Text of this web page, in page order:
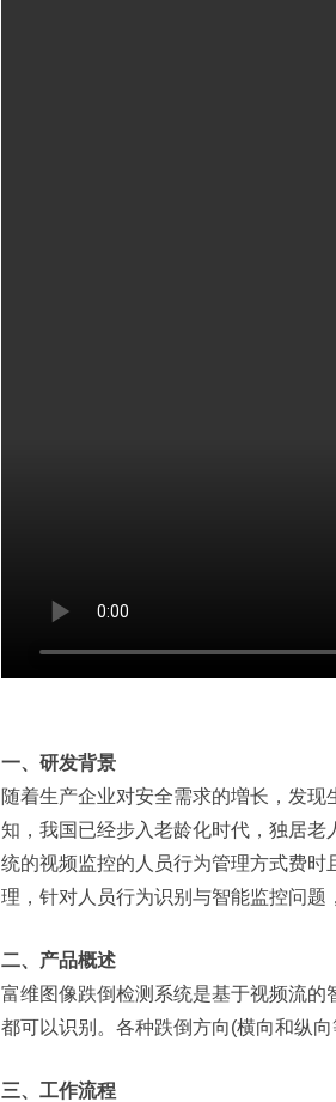
一、研发背景
随着生产企业对安全需求的増长，发
知，我国已经步入老龄化时代，独居
统的视频监控的人员行为管理方式费
理，针对人员行为识别与智能监控问题
二、产品概述
富维图像跌倒检测系统是基于视频流
都可以识别。各种跌倒方向(横向和纵
三、工作流程